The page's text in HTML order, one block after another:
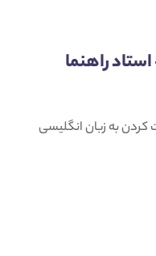
بدون توقف 2 + استاد راهنما
کردن به زبان انگلیسی